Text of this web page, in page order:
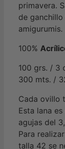
primavera.
de
amigurumis.
100%
100 grs. / 3
300 mts. /
Cada ovillo
Esta lana
agujas del
Para
talla 42 se